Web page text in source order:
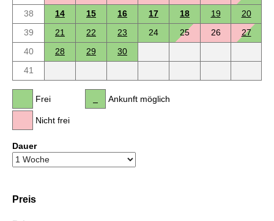
38
14 15 16 17 18 19
20
39
21 22 23 24 25 26
27
40
28 29
30
41
Frei
Nicht frei
Ankunft möglich
Dauer
Preis